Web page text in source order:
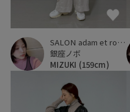
SALON adam et ropé
銀座ノボ
MIZUKI (159cm)